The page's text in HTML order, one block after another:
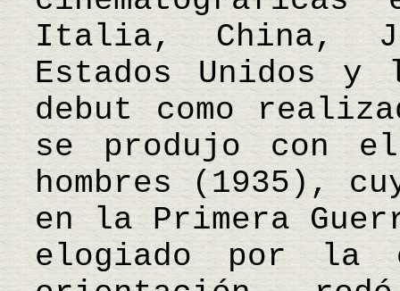
Italia, China,
Estados Unidos
debut como
se produjo con
hombres (1935),
en la Primera
elogiado por la